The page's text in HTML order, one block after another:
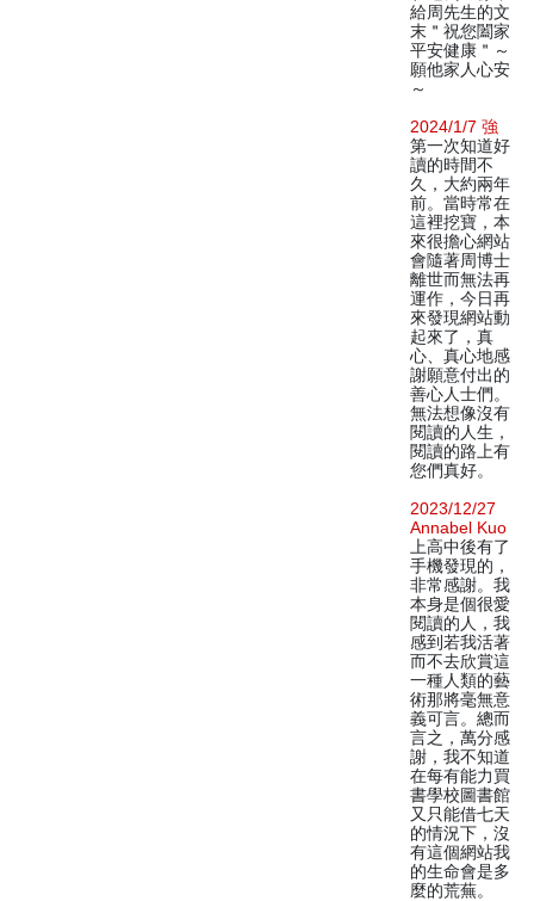
給周先生的文
末＂祝您闔家
平安健康＂～
願他家人心安
～
2024/1/7 強
第一次知道好
讀的時間不
久，大約兩年
前。當時常在
這裡挖寶，本
來很擔心網站
會隨著周博士
離世而無法再
運作，今日再
來發現網站動
起來了，真
心、真心地感
謝願意付出的
善心人士們。
無法想像沒有
閱讀的人生，
閱讀的路上有
您們真好。
2023/12/27
Annabel Kuo
上高中後有了
手機發現的，
非常感謝。我
本身是個很愛
閱讀的人，我
感到若我活著
而不去欣賞這
一種人類的藝
術那將毫無意
義可言。總而
言之，萬分感
謝，我不知道
在每有能力買
書學校圖書館
又只能借七天
的情況下，沒
有這個網站我
的生命會是多
麼的荒蕪。